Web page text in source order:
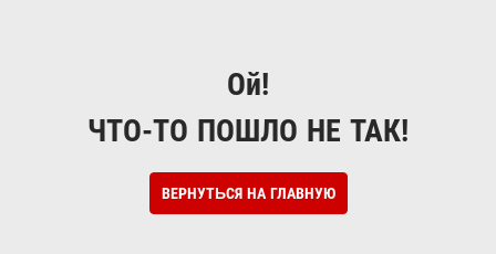
Ой!
ЧТО-ТО ПОШЛО НЕ ТАК!
ВЕРНУТЬСЯ НА ГЛАВНУЮ